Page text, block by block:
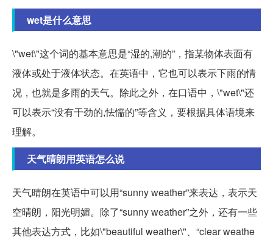
wet是什么意思
\"wet\"这个词的基本意思是“湿的,潮的”，指某物体表面有
液体或处于液体状态。在英语中，它也可以表示下雨的情
况，也就是多雨的天气。除此之外，在口语中，\"wet\"还
可以表示“没有干劲的,怯懦的”等含义，要根据具体语境来
理解。
天气晴朗用英语怎么说
天气晴朗在英语中可以用“sunny weather”来表达，表示天
空晴朗，阳光明媚。除了“sunny weather”之外，还有一些
其他表达方式，比如\"beautiful weather\"、“clear weathe